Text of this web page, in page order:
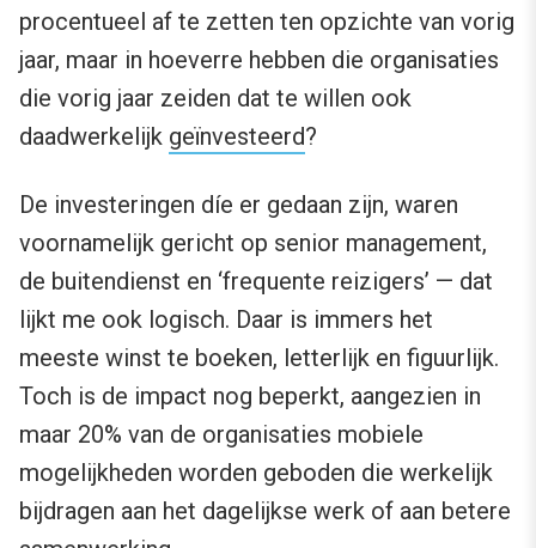
procentueel af te zetten ten opzichte van vorig
jaar, maar in hoeverre hebben die organisaties
die vorig jaar zeiden dat te willen ook
daadwerkelijk geïnvesteerd?
De investeringen díe er gedaan zijn, waren
voornamelijk gericht op senior management,
de buitendienst en ‘frequente reizigers’ — dat
lijkt me ook logisch. Daar is immers het
meeste winst te boeken, letterlijk en figuurlijk.
Toch is de impact nog beperkt, aangezien in
maar 20% van de organisaties mobiele
mogelijkheden worden geboden die werkelijk
bijdragen aan het dagelijkse werk of aan betere